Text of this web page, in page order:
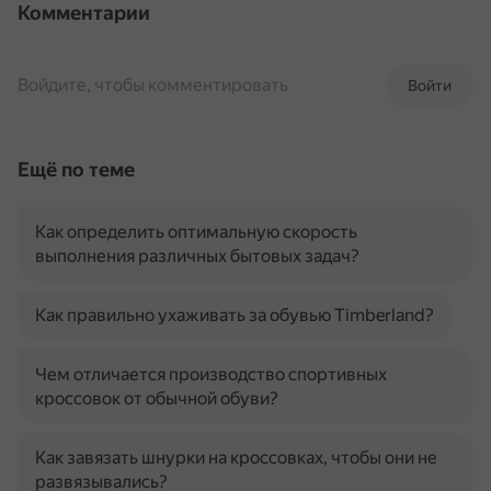
Комментарии
Войти
Войдите, чтобы комментировать
Ещё по теме
Как определить оптимальную скорость
выполнения различных бытовых задач?
Как правильно ухаживать за обувью Timberland?
Чем отличается производство спортивных
кроссовок от обычной обуви?
Как завязать шнурки на кроссовках, чтобы они не
развязывались?